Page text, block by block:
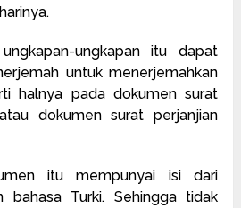
ungkapan itu dapat
untuk menerjemahkan
halnya pada dokumen surat
dokumen surat perjanjian
itu mempunyai isi dari
bahasa Turki. Sehingga tidak